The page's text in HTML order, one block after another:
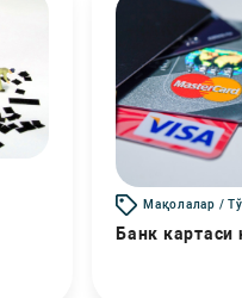
Мақолалар /
Банк картаси